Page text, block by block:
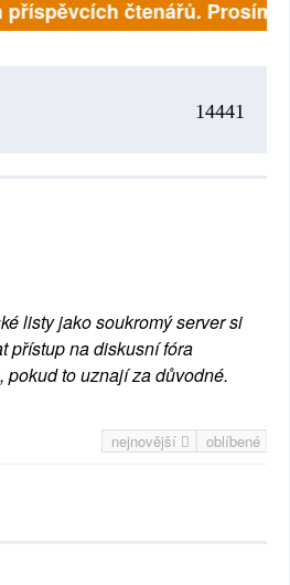
čtenářů.
14441
listy jako soukromý server si
přístup na diskusní fóra
to uznají za důvodné.
nejnovější oblíbené